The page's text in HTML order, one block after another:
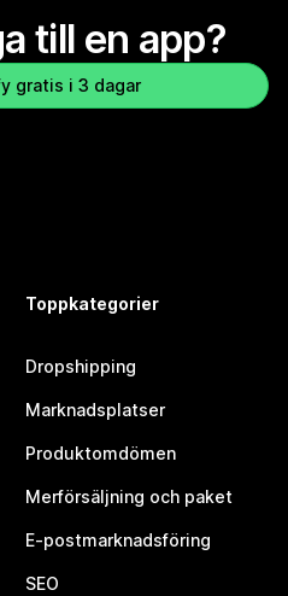
till en app?
gratis i 3 dagar
Toppkategorier
Dropshipping
Marknadsplatser
Produktomdömen
Merförsäljning och paket
E-postmarknadsföring
SEO